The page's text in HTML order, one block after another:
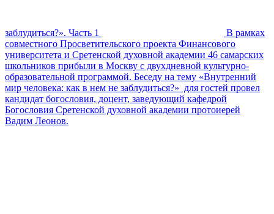
заблудиться?». Часть 1
В рамках
совместного Просветительского проекта Финансового
университета и Сретенской духовной академии 46 самарских
школьников прибыли в Москву с двухдневной культурно-
образовательной программой. Беседу на тему «Внутренний
мир человека: как в нем не заблудиться?» для гостей провел
кандидат богословия, доцент, заведующий кафедрой
Богословия Сретенской духовной академии протоиерей
Вадим Леонов.